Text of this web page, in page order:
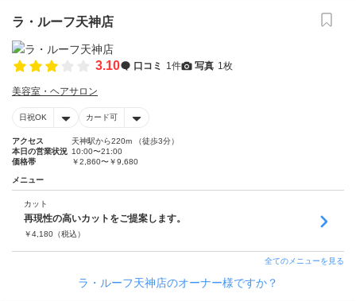
ラ・ルーフ天神店
3.10 口コミ 1件 写真 1枚
美容室・ヘアサロン
日祝OK カード可
アクセス
天神駅から220m （徒歩3分）
本日の営業状況 10:00〜21:00
価格帯
￥2,860〜￥9,680
メニュー
カット
再現性の高いカットをご提案します。
￥4,180 （税込）
全てのメニューを見る
ラ・ルーフ天神店のオーナー様ですか？